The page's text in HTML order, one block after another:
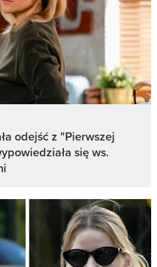
odejść z "Pierwszej
się ws.